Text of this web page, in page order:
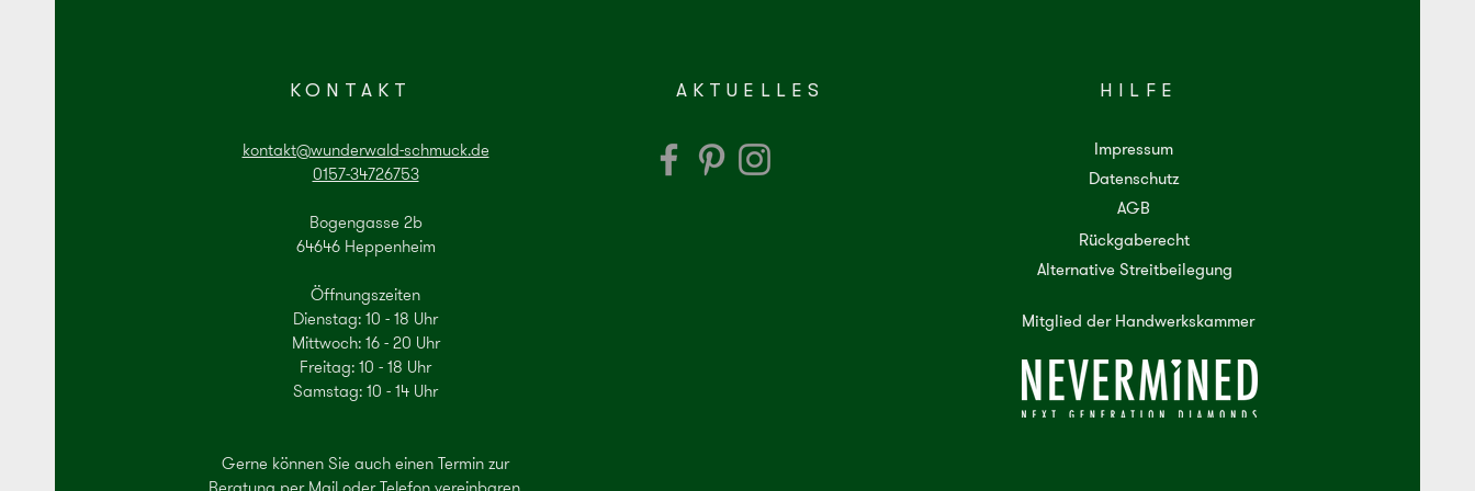
KONTAKT
kontakt@wunderwald-schmuck.de
0157-34726753
Bogengasse 2b
64646 Heppenheim
Öffnungszeiten
Dienstag: 10 - 18 Uhr
Mittwoch: 16 - 20 Uhr
Freitag: 10 - 18 Uhr
Samstag: 10 - 14 Uhr
Gerne können Sie auch einen Termin zur
AKTUELLES HILFE
Impressum
Datenschutz
AGB
Rückgaberecht
Alternative Streitbeilegung
Mitglied der Handwerkskammer